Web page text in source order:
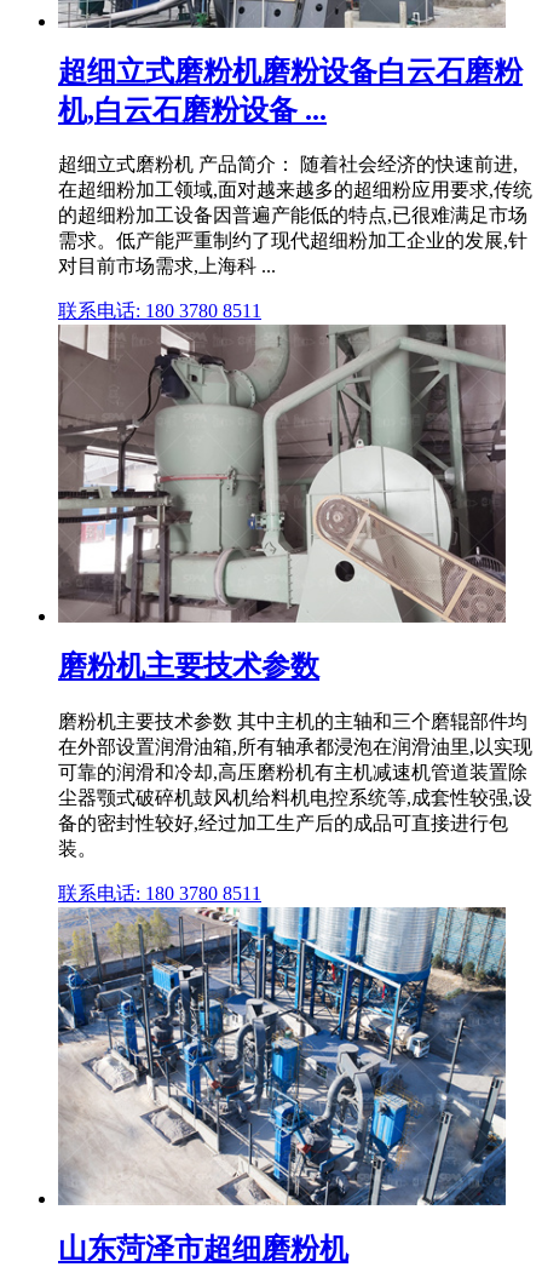
超细立式磨粉机磨粉设备白云石磨粉
机,白云石磨粉设备 ...
超细立式磨粉机 产品简介： 随着社会经济的快速前进,
在超细粉加工领域,面对越来越多的超细粉应用要求,传统
的超细粉加工设备因普遍产能低的特点,已很难满足市场
需求。低产能严重制约了现代超细粉加工企业的发展,针
对目前市场需求,上海科 ...
联系电话: 180 3780 8511
磨粉机主要技术参数
磨粉机主要技术参数 其中主机的主轴和三个磨辊部件均
在外部设置润滑油箱,所有轴承都浸泡在润滑油里,以实现
可靠的润滑和冷却,高压磨粉机有主机减速机管道装置除
尘器颚式破碎机鼓风机给料机电控系统等,成套性较强,设
备的密封性较好,经过加工生产后的成品可直接进行包
装。
联系电话: 180 3780 8511
山东菏泽市超细磨粉机